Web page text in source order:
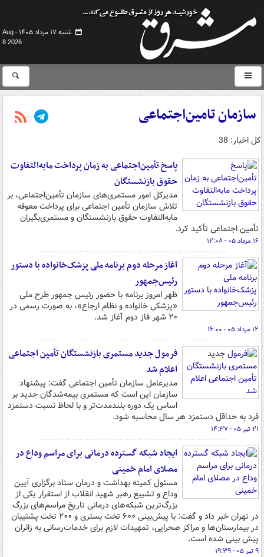
شنبه ۱۷ مرداد ۱۴۰۵ -
Aug
8 2026
سازمان تامین‌اجتماعی
کل اخبار: 38
پاسخ تأمین‌اجتماعی به زمان پرداخت مابه‌التفاوت
حقوق بازنشستگان
مدیرکل امور مستمری‌های سازمان تأمین‌اجتماعی، بر
تلاش سازمان تأمین اجتماعی برای پرداخت معوقه
مابه‌التفاوت حقوق بازنشستگان و مستمری‌بگیران
تأمین اجتماعی تأکید کرد.
۱۶ مرداد ۰۵ - ۱۲:۰۸
آغاز مرحله دوم برنامه ملی پزشک‌خانواده با دستور
رئیس‌جمهور
ظهر امروز برنامه با حضور رئیس جمهور طرح ملی
«پزشکی خانواده و نظام ارجاع»، به صورت رسمی در
۲۰ شهر فاز دوم آغاز شد.
۱۲ مرداد ۰۵ - ۱۶:۰۰
فرمول جدید مستمری بازنشستگان تأمین اجتماعی
اعلام شد
مدیرعامل سازمان تأمین اجتماعی گفت: پیشنهاد
سازمان این است که مستمری بیمه‌شدگان جدید بر
اساس یک دوره بلندمدت‌تر و با لحاظ نسبت دستمزد
فرد به حداقل دستمزد هر سال محاسبه شود.
۲۱ تیر ۰۵ - ۱۴:۳۷
ایجاد شبکه گسترده درمانی برای مراسم وداع در
مصلای امام خمینی
مسئول کمیته بهداشت و درمان ستاد برگزاری آیین
وداع و تشییع رهبر شهید انقلاب از استقرار یکی از
بزرگ‌ترین شبکه‌های درمانی تاریخ مراسم‌های بزرگ
در تهران خبر داد و گفت: با پیش‌بینی ۶۰۰ تخت بستری و ۲۰۰ تخت پشتیبان
در بیمارستان‌ها و مراکز صحرایی، تمهیدات لازم برای خدمات‌رسانی به زائران
پیش بینی شده است.
۹ تیر ۰۵ - ۱۹:۳۹